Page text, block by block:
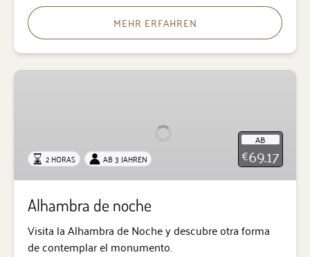
MEHR ERFAHREN
Alhambra
AB
€69.17
2 HORAS AB 3 JAHREN
Alhambra de noche
Visita la Alhambra de Noche y descubre otra forma
de contemplar el monumento.